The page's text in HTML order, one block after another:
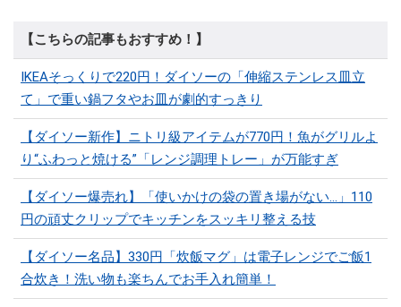
【こちらの記事もおすすめ！】
IKEAそっくりで220円！ダイソーの「伸縮ステンレス皿立
て」で重い鍋フタやお皿が劇的すっきり
【ダイソー新作】ニトリ級アイテムが770円！魚がグリルよ
り“ふわっと焼ける”「レンジ調理トレー」が万能すぎ
【ダイソー爆売れ】「使いかけの袋の置き場がない…」110
円の頑丈クリップでキッチンをスッキリ整える技
【ダイソー名品】330円「炊飯マグ」は電子レンジでご飯1
合炊き！洗い物も楽ちんでお手入れ簡単！